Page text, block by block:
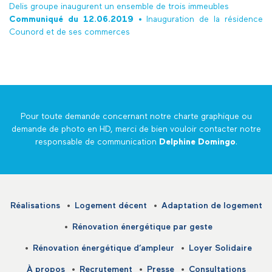
Delis groupe inaugurent un ensemble de trois immeubles
Communiqué du 12.06.2019 • Inauguration de la résidence
Counord et de ses commerces
Pour toute demande concernant notre charte graphique ou
demande de photo en HD, merci de bien vouloir contacter notre
responsable de communication Delphine Domingo.
Réalisations Logement décent Adaptation de logement
Rénovation énergétique par geste
Rénovation énergétique d’ampleur Loyer Solidaire
À propos Recrutement Presse Consultations